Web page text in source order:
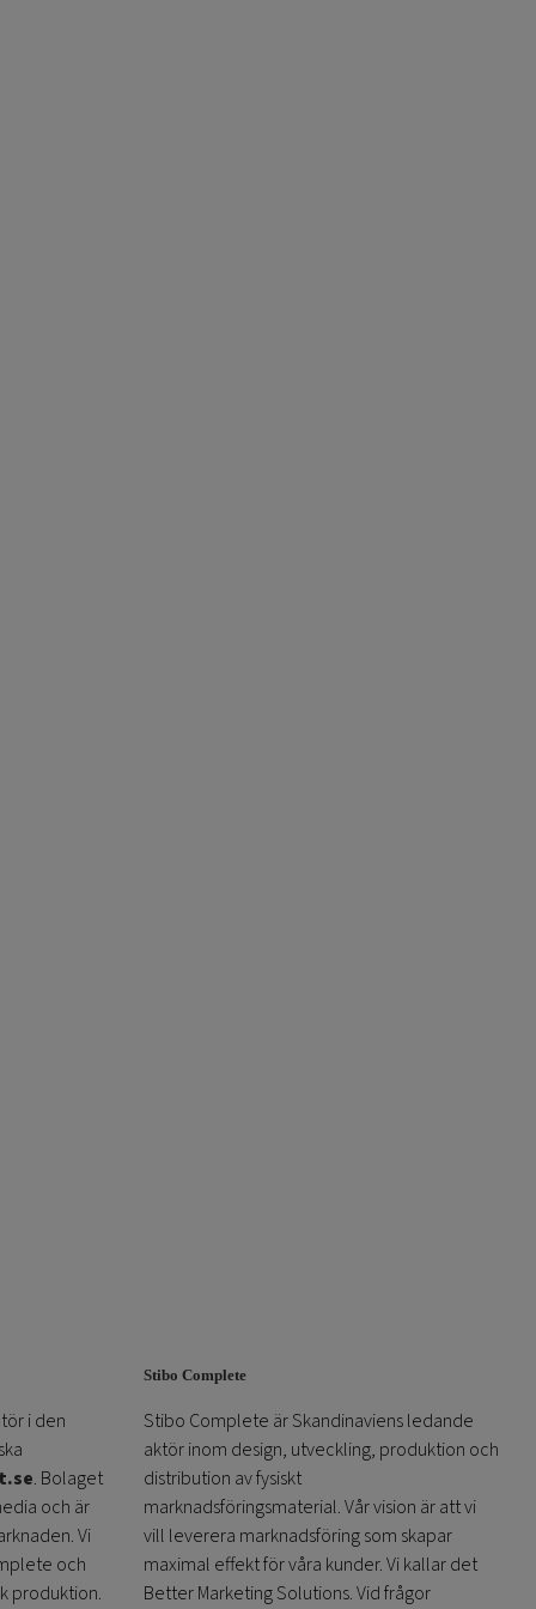
i den
. Bolaget
och är
Vi
och
produktion.
Stibo Complete
Stibo Complete är Skandinaviens ledande
aktör inom design, utveckling, produktion och
distribution av fysiskt
marknadsföringsmaterial. Vår vision är att vi
vill leverera marknadsföring som skapar
maximal effekt för våra kunder. Vi kallar det
Better Marketing Solutions. Vid frågor